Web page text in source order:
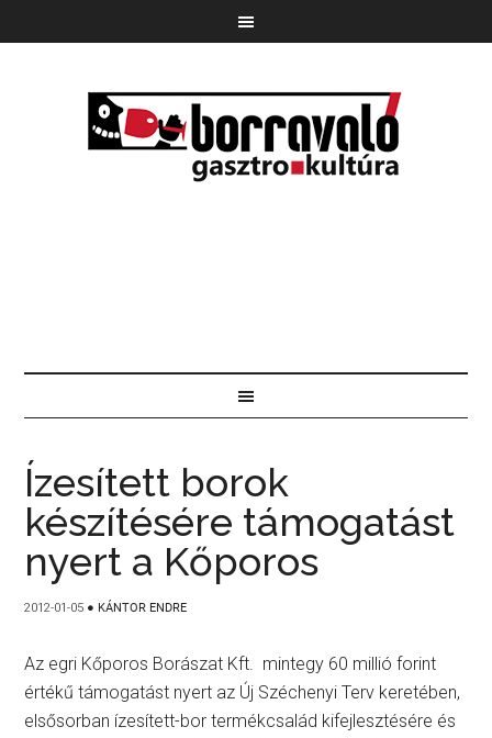
Ízesített borok
készítésére támogatást
nyert a Kőporos
2012-01-05 ● KÁNTOR ENDRE
Az egri Kőporos Borászat Kft. mintegy 60 millió forint
értékű támogatást nyert az Új Széchenyi Terv keretében,
elsősorban ízesített-bor termékcsalád kifejlesztésére és